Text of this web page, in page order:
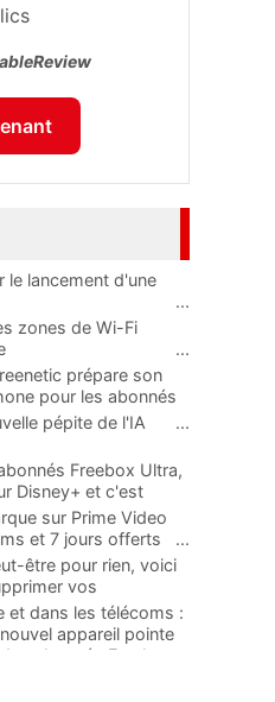
le lancement d'une
...
zones de Wi-Fi
...
prépare son
pour les abonnés
pépite de l'IA ...
Freebox Ultra,
Disney+ et c'est
sur Prime Video
et 7 jours offerts
...
être pour rien, voici
vos
...
et dans les télécoms :
appareil pointe
abonnés Freebox...